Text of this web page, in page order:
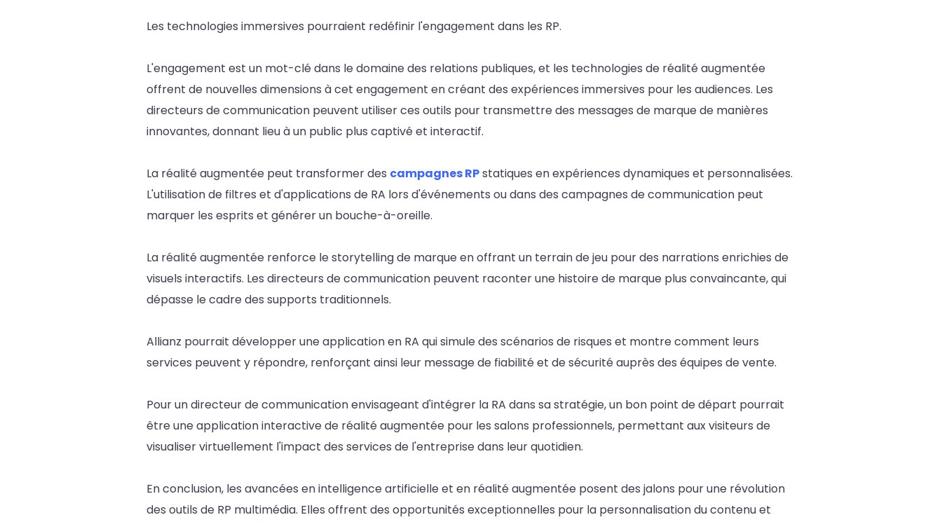
Les technologies immersives pourraient redéfinir l'engagement dans les RP.
L'engagement est un mot-clé dans le domaine des relations publiques, et les technologies de réalité augmentée
offrent de nouvelles dimensions à cet engagement en créant des expériences immersives pour les audiences. Les
directeurs de communication peuvent utiliser ces outils pour transmettre des messages de marque de manières
innovantes, donnant lieu à un public plus captivé et interactif.
La réalité augmentée peut transformer des campagnes RPstatiques en expériences dynamiques et personnalisées.
L'utilisation de filtres et d'applications de RA lors d'événements ou dans des campagnes de communication peut
marquer les esprits et générer un bouche-à-oreille.
La réalité augmentée renforce le storytelling de marque en offrant un terrain de jeu pour des narrations enrichies de
visuels interactifs. Les directeurs de communication peuvent raconter une histoire de marque plus convaincante, qui
dépasse le cadre des supports traditionnels.
Allianz pourrait développer une application en RA qui simule des scénarios de risques et montre comment leurs
services peuvent y répondre, renforçant ainsi leur message de fiabilité et de sécurité auprès des équipes de vente.
Pour un directeur de communication envisageant d'intégrer la RA dans sa stratégie, un bon point de départ pourrait
être une application interactive de réalité augmentée pour les salons professionnels, permettant aux visiteurs de
visualiser virtuellement l'impact des services de l'entreprise dans leur quotidien.
En conclusion, les avancées en intelligence artificielle et en réalité augmentée posent des jalons pour une révolution
des outils de RP multimédia. Elles offrent des opportunités exceptionnelles pour la personnalisation du contenu et